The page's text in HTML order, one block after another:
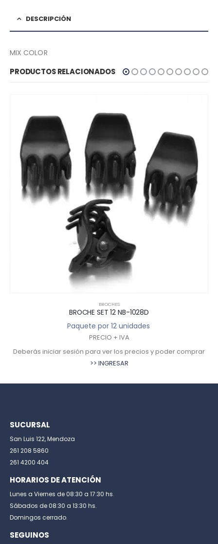
DESCRIPCIÓN
MIX COLOR
PRODUCTOS RELACIONADOS
BROCHES
BROCHE SET 12 NB-1028D
Paquete por 12 unidades
PRECIO + IVA
Deberás iniciar sesión para ver los precios y poder comprar
>> INGRESAR
SUCURSAL
San Luis 122, Mendoza
261 208 5860
261 4200 404
HORARIOS DE ATENCIÓN
Lunes a Viernes de 08:30 a 17:30 hs.
Sábados de 08:30 a 13:30 hs.
Domingos cerrado.
SEGUINOS